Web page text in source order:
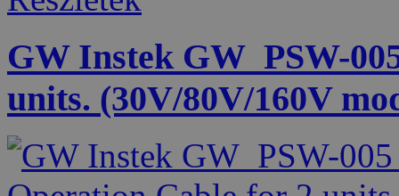
GW Instek GW_PSW-
units. (30V/80V/160V